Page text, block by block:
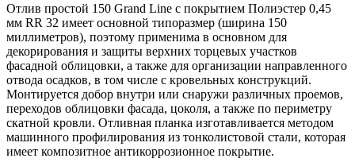
Отлив простой 150 Grand Line с покрытием Полиэстер 0,45
мм RR 32 имеет основной типоразмер (ширина 150
миллиметров), поэтому применима в основном для
декорирования и защиты верхних торцевых участков
фасадной облицовки, а также для организации направленного
отвода осадков, в том числе с кровельных конструкций.
Монтируется добор внутри или снаружи различных проемов,
переходов облицовки фасада, цоколя, а также по периметру
скатной кровли. Отливная планка изготавливается методом
машинного профилирования из тонколистовой стали, которая
имеет композитное антикоррозионное покрытие.